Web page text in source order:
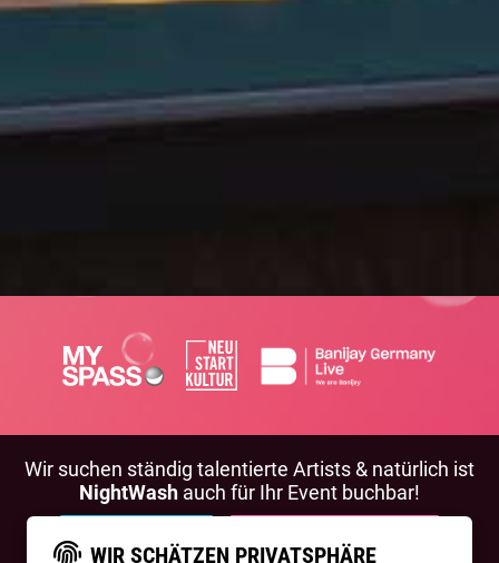
Wir suchen ständig talentierte Artists & natürlich ist
NightWash auch für Ihr Event buchbar!
WIR SCHÄTZEN PRIVATSPHÄRE